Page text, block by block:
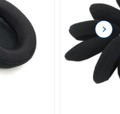
Next